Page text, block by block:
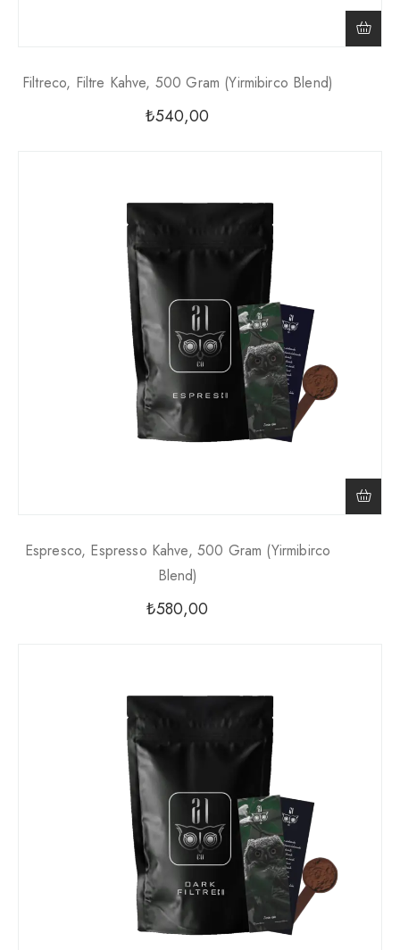
Filtreco, Filtre Kahve, 500 Gram (yirmibirco Blend)
₺540,00
Espresco, Espresso Kahve, 500 Gram (yirmibirco
Blend)
₺580,00